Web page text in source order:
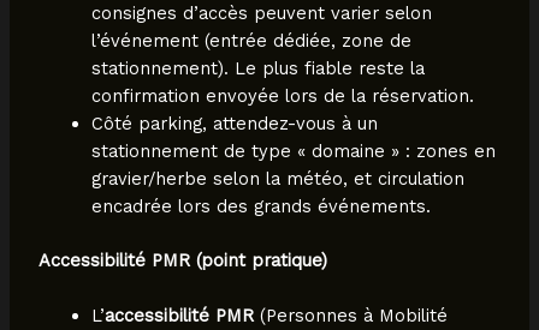
consignes d’accès peuvent varier selon
l’événement (entrée dédiée, zone de
stationnement). Le plus fiable reste la
confirmation envoyée lors de la réservation.
Côté parking, attendez-vous à un
stationnement de type « domaine » : zones en
gravier/herbe selon la météo, et circulation
encadrée lors des grands événements.
Accessibilité PMR (point pratique)
L’accessibilité PMR(Personnes à Mobilité